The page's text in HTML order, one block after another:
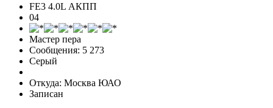
FE3 4.0L АКПП
04
Мастер пера
Сообщения: 5 273
Серый
Откуда: Москва ЮАО
Записан